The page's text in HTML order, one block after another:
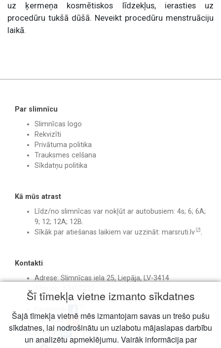
uz ķermeņa kosmētiskos līdzekļus, ierasties uz
procedūru tukšā dūšā. Neveikt procedūru menstruāciju
laikā.
Par slimnīcu
Slimnīcas logo
Rekvizīti
Privātuma politika
Trauksmes celšana
Sīkdatņu politika
Kā mūs atrast
Līdz/no slimnīcas var nokļūt ar autobusiem: 4s; 6; 6A;
9; 12; 12A; 12B.
Sīkāk par atiešanas laikiem var uzzināt: marsruti.lv .
Kontakti
Adrese: Slimnīcas iela 25, Liepāja, LV-3414
E-pasts:birojs@liepajasslimnica.lv
Instagram
Linkedin
Šī tīmekļa vietne izmanto sīkdatnes
Šajā tīmekļa vietnē mēs izmantojam savas un trešo pušu
sīkdatnes, lai nodrošinātu un uzlabotu mājaslapas darbību
un analizētu apmeklējumu. Vairāk informācija par